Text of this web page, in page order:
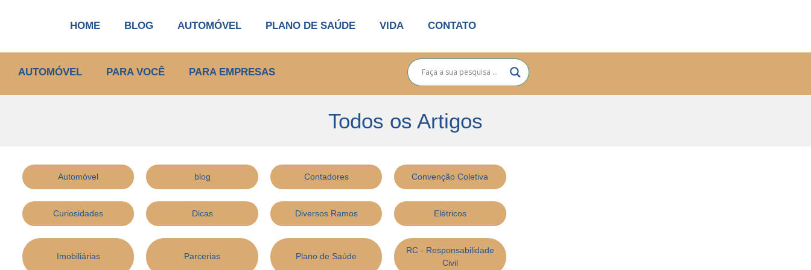
HOME BLOG AUTOMÓVEL PLANO DE SAÚDE VIDA CONTATO
AUTOMÓVEL PARA VOCÊ PARA EMPRESAS
Todos os Artigos
Automóvel blog Contadores Convenção Coletiva
Curiosidades Dicas Diversos Ramos Elétricos
Imobiliárias Parcerias Plano de Saúde
RC - Responsabilidade
Civil